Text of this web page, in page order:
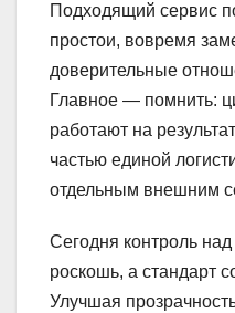
Подходящий сервис
простои, вовремя
доверительные
Главное — помнить:
работают на
частью единой
отдельным внешним
Сегодня контроль
роскошь, а стандарт
Улучшая